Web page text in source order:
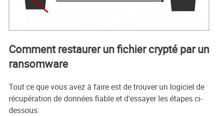
Comment restaurer un fichier crypté par un
ransomware
Tout ce que vous avez à faire est de trouver un logiciel de
récupération de données fiable et d'essayer les étapes ci-
dessous: